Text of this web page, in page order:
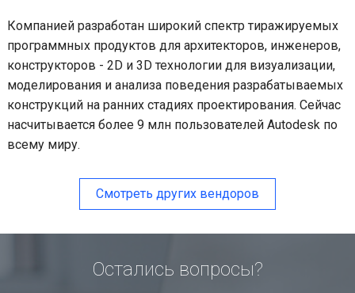
Компанией разработан широкий спектр тиражируемых
программных продуктов для архитекторов, инженеров,
конструкторов - 2D и 3D технологии для визуализации,
моделирования и анализа поведения разрабатываемых
конструкций на ранних стадиях проектирования. Сейчас
насчитывается более 9 млн пользователей Autodesk по
всему миру.
Смотреть других вендоров
Остались вопросы?